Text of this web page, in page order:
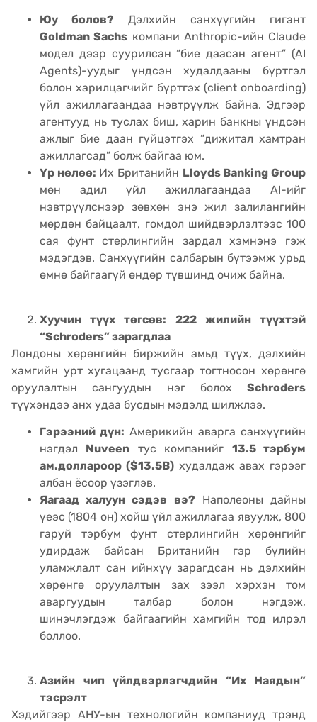
Юу болов? Дэлхийн санхүүгийн гигант
Goldman Sachs компани Anthropic-ийн Claude
модел дээр суурилсан “бие даасан агент” (AI
Agents)-уудыг үндсэн худалдааны бүртгэл
болон харилцагчийг бүртгэх (client onboarding)
үйл ажиллагаандаа нэвтрүүлж байна. Эдгээр
агентууд нь туслах биш, харин банкны үндсэн
ажлыг бие даан гүйцэтгэх “дижитал хамтран
ажиллагсад” болж байгаа юм.
Үр нөлөө: Их Британийн Lloyds Banking Group
мөн адил үйл ажиллагаандаа AI-ийг
нэвтрүүлснээр зөвхөн энэ жил залилангийн
мөрдөн байцаалт, гомдол шийдвэрлэлтээс 100
сая фунт стерлингийн зардал хэмнэнэ гэж
мэдэгдэв. Санхүүгийн салбарын бүтээмж урьд
өмнө байгаагүй өндөр түвшинд очиж байна.
Хуучин түүх төгсөв: 222 жилийн түүхтэй
“Schroders” зарагдлаа
Лондоны хөрөнгийн биржийн амьд түүх, дэлхийн
хамгийн урт хугацаанд тусгаар тогтносон хөрөнгө
оруулалтын сангуудын нэг болох Schroders
түүхэндээ анх удаа бусдын мэдэлд шилжлээ.
Гэрээний дүн: Америкийн аварга санхүүгийн
нэгдэл Nuveen тус компанийг 13.5 тэрбум
ам.доллароор ($13.5B) худалдаж авах гэрээг
албан ёсоор үзэглэв.
Яагаад халуун сэдэв вэ? Наполеоны дайны
үеэс (1804 он) хойш үйл ажиллагаа явуулж, 800
гаруй тэрбум фунт стерлингийн хөрөнгийг
удирдаж байсан Британийн гэр бүлийн
уламжлалт сан ийнхүү зарагдсан нь дэлхийн
хөрөнгө оруулалтын зах зээл хэрхэн том
аваргуудын талбар болон нэгдэж,
шинэчлэгдэж байгаагийн хамгийн тод илрэл
боллоо.
Азийн чип үйлдвэрлэгчдийн “Их Наядын”
тэсрэлт
Хэдийгээр АНУ-ын технологийн компаниуд трэнд